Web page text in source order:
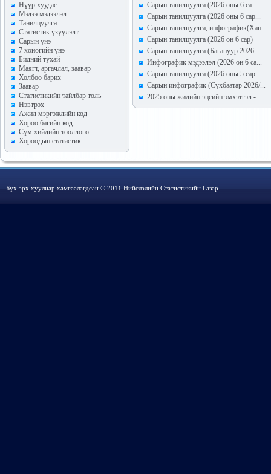
Hүүр хуудас
Мэдээ мэдээлэл
Танилцуулга
Статистик үзүүлэлт
Сарын үнэ
7 хоногийн үнэ
Бидний тухай
Маягт, аргачлал, заавар
Холбоо барих
Заавар
Статистикийн тайлбар толь
Нэвтрэх
Ажил мэргэжлийн код
Хороо багийн код
Сүм хийдийн тооллого
Хороодын статистик
Сарын танилцуулга (2026 оны 6 са...
Сарын танилцуулга (2026 оны 6 сар...
Сарын танилцуулга, инфографик(Хан...
Сарын танилцуулга (2026 он 6 сар)
Сарын танилцуулга (Багануур 2026 ...
Инфографик мэдээлэл (2026 он 6 са...
Сарын танилцуулга (2026 оны 5 сар...
Сарын инфографик (Сүхбаатар 2026/...
2025 оны жилийн эцсийн эмхэтгэл -...
Бүх эрх хуулиар хамгаалагдсан © 2011 Нийслэлийн Статистикийн Газар